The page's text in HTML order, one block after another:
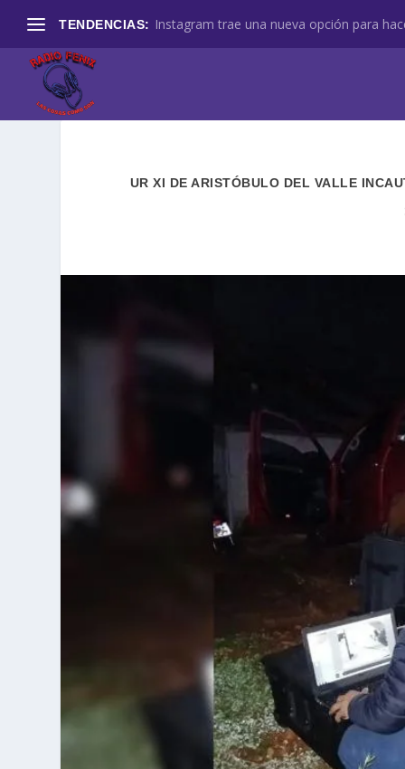
TENDENCIAS: Instagram trae una nueva opción para
UR XI DE ARISTÓBULO DEL VALLE